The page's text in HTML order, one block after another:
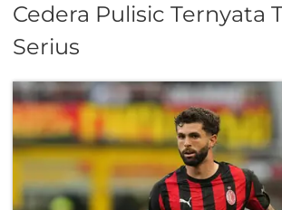
Cedera Pulisic Ternyata
Serius